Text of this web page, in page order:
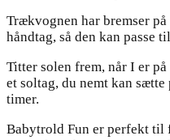
Trækvognen har bremser
håndtag, så den kan passe
Titter solen frem, når I er
et soltag, du nemt kan
timer.
Babytrold Fun er perfekt til